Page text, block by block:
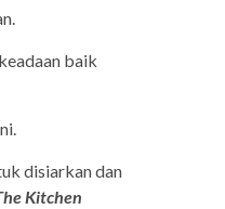
baik
disiarkan dan
Kitchen